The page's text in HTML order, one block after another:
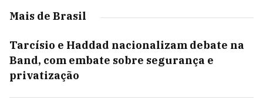
Mais de Brasil
Tarcísio e Haddad nacionalizam debate na
Band, com embate sobre segurança e
privatização